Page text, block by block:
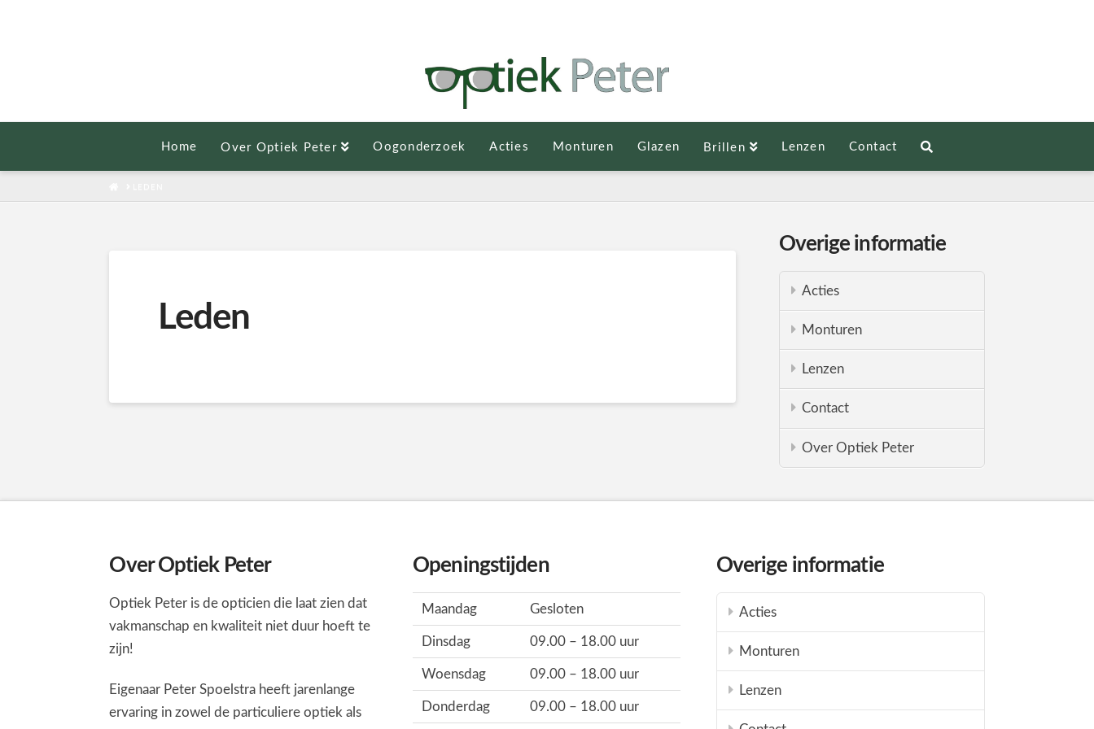
Home Over Optiek Peter Oogonderzoek Acties Monturen Glazen Brillen Lenzen Contact
Leden
Overige informatie
Acties
Monturen
Lenzen
Contact
Over Optiek Peter
Over Optiek Peter
Optiek Peter is de opticien die laat zien dat
vakmanschap en kwaliteit niet duur hoeft te
zijn!
Eigenaar Peter Spoelstra heeft jarenlange
ervaring in zowel de particuliere optiek als
Openingstijden
Maandag Gesloten
Dinsdag 09.00 – 18.00 uur
Woensdag 09.00 – 18.00 uur
Donderdag 09.00 – 18.00 uur
Overige informatie
Acties
Monturen
Lenzen